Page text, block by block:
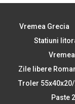
Vremea Grecia
Statiuni
Zile libere
Troler
Paste